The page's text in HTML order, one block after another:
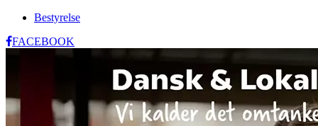
Bestyrelse
FACEBOOK